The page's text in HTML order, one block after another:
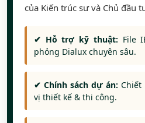
của Kiến trúc sư và Chủ đầu
✔ Hỗ trợ kỹ thuật: File
phỏng Dialux chuyên sâu.
✔ Chính sách dự án: Chiết
vị thiết kế & thi công.